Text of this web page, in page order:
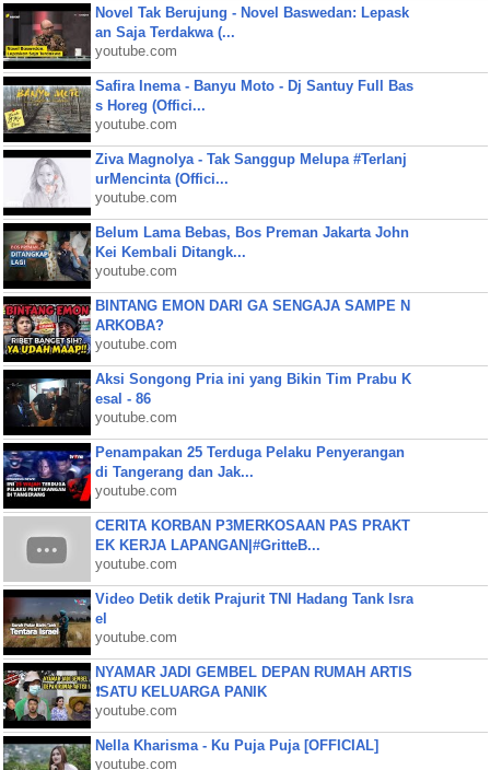
Novel Tak Berujung - Novel Baswedan: Lepask
an Saja Terdakwa (...
youtube.com
Safira Inema - Banyu Moto - Dj Santuy Full Bas
s Horeg (Offici...
youtube.com
Ziva Magnolya - Tak Sanggup Melupa #Terlanj
urMencinta (Offici...
youtube.com
Belum Lama Bebas, Bos Preman Jakarta John
Kei Kembali Ditangk...
youtube.com
BINTANG EMON DARI GA SENGAJA SAMPE N
ARKOBA?
youtube.com
Aksi Songong Pria ini yang Bikin Tim Prabu K
esal - 86
youtube.com
Penampakan 25 Terduga Pelaku Penyerangan
di Tangerang dan Jak...
youtube.com
CERITA KORBAN P3MERKOSAAN PAS PRAKT
EK KERJA LAPANGAN|#GritteB...
youtube.com
Video Detik detik Prajurit TNI Hadang Tank Isra
el
youtube.com
NYAMAR JADI GEMBEL DEPAN RUMAH ARTIS
❗SATU KELUARGA PANIK
youtube.com
Nella Kharisma - Ku Puja Puja [OFFICIAL]
youtube.com